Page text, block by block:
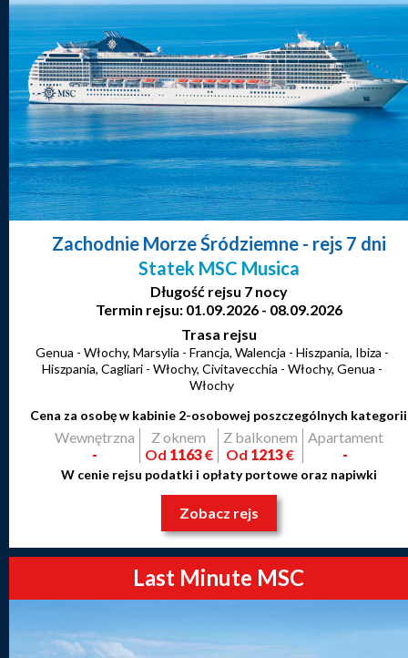
Zachodnie Morze Śródziemne- rejs 7 dni
Statek MSC Musica
Długość rejsu 7 nocy
Termin rejsu: 01.09.2026 - 08.09.2026
Trasa rejsu
Genua - Włochy, Marsylia - Francja, Walencja - Hiszpania, Ibiza -
Hiszpania, Cagliari - Włochy, Civitavecchia - Włochy, Genua -
Włochy
Cena za osobę w kabinie 2-osobowej poszczególnych kategorii
Wewnętrzna
-
Z oknem
Od 1163€
Z balkonem
Od 1213€
Apartament
-
W cenie rejsu podatki i opłaty portowe oraz napiwki
Zobacz rejs
Last Minute MSC